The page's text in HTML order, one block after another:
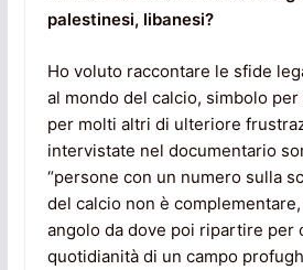
palestinesi, libanesi?
Ho voluto raccontare le sfide
al mondo del calcio, simbolo
per molti altri di ulteriore
intervistate nel documentario
“persone con un numero sulla
del calcio non è
angolo da dove poi ripartire per
quotidianità di un campo